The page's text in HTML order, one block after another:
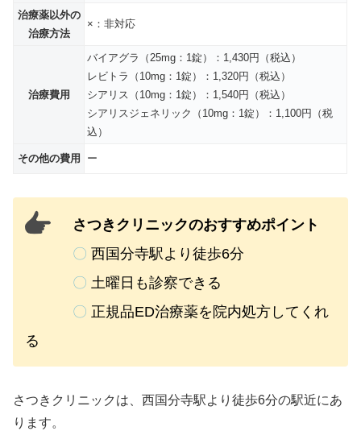
治療薬以外の
治療方法
×：非対応
治療費用
バイアグラ（25mg：1錠）：1,430円（税込）
レビトラ（10mg：1錠）：1,320円（税込）
シアリス（10mg：1錠）：1,540円（税込）
シアリスジェネリック（10mg：1錠）：1,100円（税
込）
その他の費用 ー
さつきクリニックのおすすめポイント
〇 西国分寺駅より徒歩6分
〇 土曜日も診察できる
〇 正規品ED治療薬を院内処方してくれ
る
さつきクリニックは、西国分寺駅より徒歩6分の駅近にあ
ります。